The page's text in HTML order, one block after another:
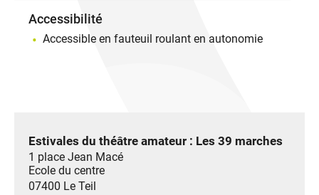
Accessibilité
Accessible en fauteuil roulant en autonomie
Estivales du théâtre amateur : Les 39 marches
1 place Jean Macé
Ecole du centre
07400 Le Teil